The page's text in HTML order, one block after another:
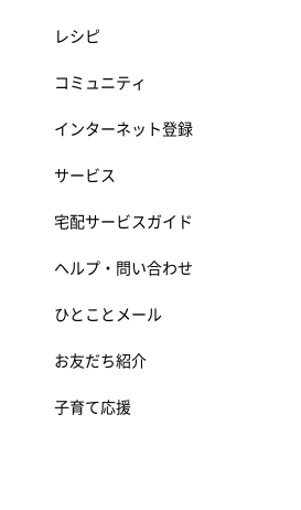
レシピ
コミュニティ
インターネット登録
サービス
宅配サービスガイド
ヘルプ・問い合わせ
ひとことメール
お友だち紹介
子育て応援